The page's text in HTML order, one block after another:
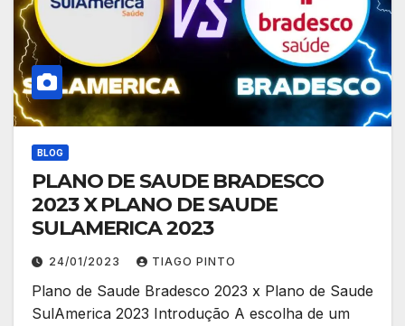
BLOG
PLANO DE SAUDE BRADESCO
2023 X PLANO DE SAUDE
SULAMERICA 2023
24/01/2023 TIAGO PINTO
Plano de Saude Bradesco 2023 x Plano de Saude
SulAmerica 2023 Introdução A escolha de um